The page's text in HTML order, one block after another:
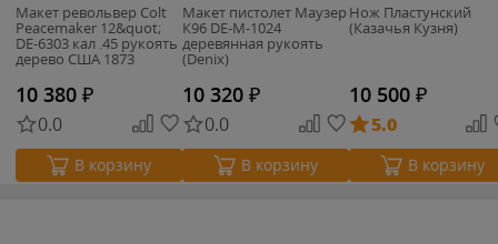
Макет револьвер Colt
Peacemaker 12&quot;
DE-6303 кал .45 рукоять
дерево США 1873
(Denix)
10 380 ₽
0.0
В корзину
Макет пистолет Маузер
К96 DE-M-1024
деревянная рукоять
(Denix)
10 320 ₽
0.0
В корзину
Нож Пластунский
(Казачья Кузня)
10 500 ₽
5.0
В корзину